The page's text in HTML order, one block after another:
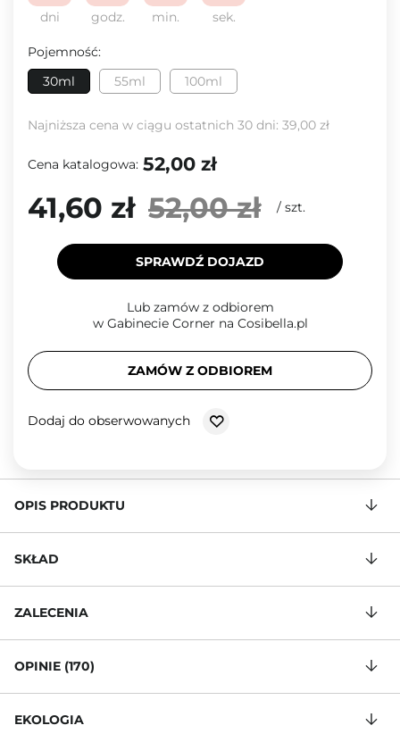
dni godz. min. sek.
Pojemność:
30ml
55ml 100ml
Najniższa cena w ciągu ostatnich 30 dni: 39,00 zł
Cena katalogowa: 52,00 zł
41,60 zł 52,00 zł / szt.
SPRAWDŹ DOJAZD
Lub zamów z odbiorem
w Gabinecie Corner na Cosibella.pl
ZAMÓW Z ODBIOREM
Dodaj do obserwowanych
OPIS PRODUKTU
SKŁAD
ZALECENIA
OPINIE (170)
EKOLOGIA